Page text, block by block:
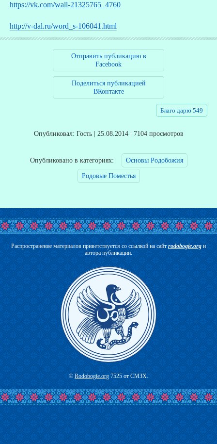
https://vk.com/wall-21325765_4760
http://v-dal.ru/word_s-106041.html
Отправить публикацию в
Facebook
Поделиться публикацией
ВКонтакте
Благо дарю 549
Опубликовал: Гость | 25.08.2014 | 7104 просмотров
Опубликовано в категориях: Основы Родобожия
Родовые Поместья
Распространение материалов приветствуется со ссылкой на сайтrodobogie.org и
автора публикации.
© Rodobogie.org 7525 от СМЗХ.